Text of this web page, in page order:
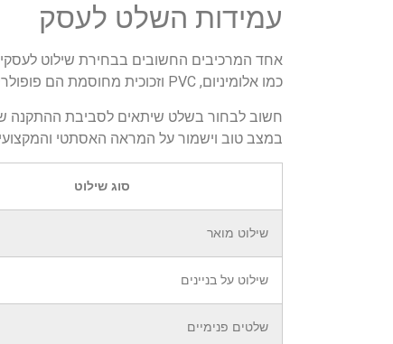
עמידות השלט לעסק
אחד המרכיבים החשובים בבחירת שילוט
כמו אלומיניום, PVC וזכוכית מחוסמת הם פופולריים לשימוש בשלטי חוץ, שכן הם מציעים עמידות גבוהה בפני גשם, לחות וקרינת UV מהשמש.
חשוב לבחור בשלט שיתאים לסביבת ההתקנה
במצב טוב וישמור על המראה האסתטי והמקצועי
סוג שילוט
שילוט מואר
שילוט על בניינים
שלטים פנימיים